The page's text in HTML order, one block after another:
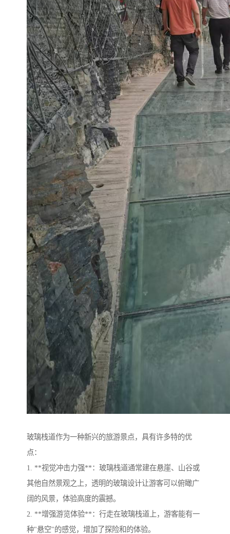
玻璃栈道作为一种新兴的旅游景点，具有许多特的优
点：
1. **视觉冲击力强**：玻璃栈道通常建在悬崖、山谷或
其他自然景观之上，透明的玻璃设计让游客可以俯瞰广
阔的风景，体验高度的震撼。
2. **增强游览体验**：行走在玻璃栈道上，游客能有一
种"悬空"的感觉，增加了探险和的体验。